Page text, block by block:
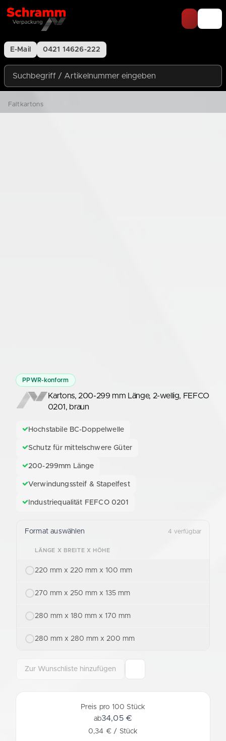
E-Mail 0421 14626-222
Suchbegriff / Artikelnummer eingeben
Faltkartons
PPWR-konform
Kartons, 200-299 mm Länge, 2-wellig, FEFCO
0201, braun
Hochstabile BC-Doppelwelle
Schutz für mittelschwere Güter
200-299mm Länge
Verwindungssteif & Stapelfest
Industriequalität FEFCO 0201
Format auswählen 4 verfügbar
LÄNGE X BREITE X HÖHE
220 mm x 220 mm x 100 mm
270 mm x 250 mm x 135 mm
280 mm x 180 mm x 170 mm
280 mm x 280 mm x 200 mm
Zur Wunschliste hinzufügen
Preis pro 100 Stück
ab34,05 €
0,34 € / Stück